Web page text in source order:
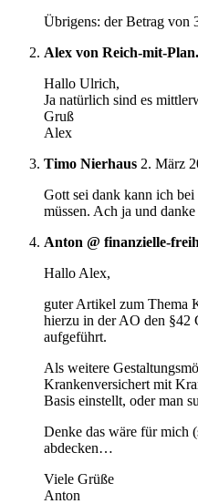
Übrigens: der Betrag von
Alex von Reich-mit-
Hallo Ulrich,
Ja natürlich sind es
Gruß
Alex
Timo Nierhaus 2. März
Gott sei dank kann ich
müssen. Ach ja und
Anton @ finanzielle-
Hallo Alex,
guter Artikel zum Thema
hierzu in der AO den §42
aufgeführt.
Als weitere
Krankenversichert mit
Basis einstellt, oder man
Denke das wäre für mich
abdecken…
Viele Grüße
Anton